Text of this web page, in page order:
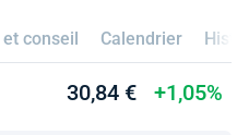
conseil Calendrier
30,84 € +1,05%